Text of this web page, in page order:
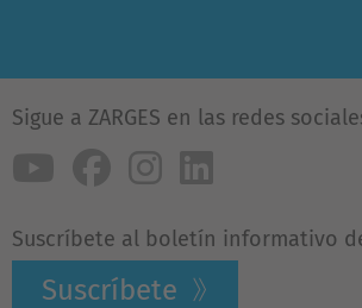
Sigue a ZARGES en las redes
Suscríbete al boletín informativo
Suscríbete